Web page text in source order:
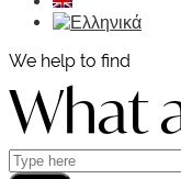
We help to find
What